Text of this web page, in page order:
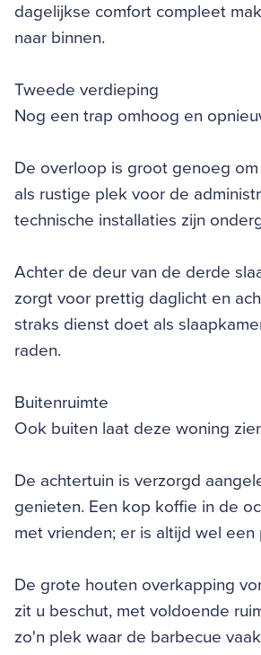
dagelijkse comfort compleet
naar binnen.
Tweede verdieping
Nog een trap omhoog en
De overloop is groot genoeg
als rustige plek voor de
technische installaties zijn
Achter de deur van de derde
zorgt voor prettig daglicht en
straks dienst doet als
raden.
Buitenruimte
Ook buiten laat deze woning
De achtertuin is verzorgd
genieten. Een kop koffie in de
met vrienden; er is altijd wel
De grote houten overkapping
zit u beschut, met voldoende
zo'n plek waar de barbecue